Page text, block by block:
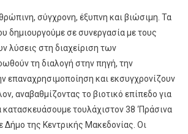
σύγχρονη, έξυπνη και βιώσιμη. Τα
δημιουργούμε σε συνεργασία με τους
λύσεις στη διαχείριση των
τη διαλογή στην πηγή, την
επαναχρησιμοποίηση και εκσυγχρονίζουν
αναβαθμίζοντας το βιοτικό επίπεδο για
τουλάχιστον 38 ‘Πράσινα
Δήμο της Κεντρικής Μακεδονίας. Οι